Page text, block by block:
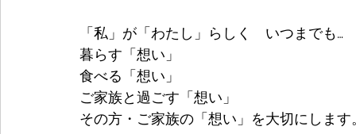
「私」が「わたし」らしく　いつまでも…
暮らす「想い」
食べる「想い」
ご家族と過ごす「想い」
その方・ご家族の「想い」を大切にします